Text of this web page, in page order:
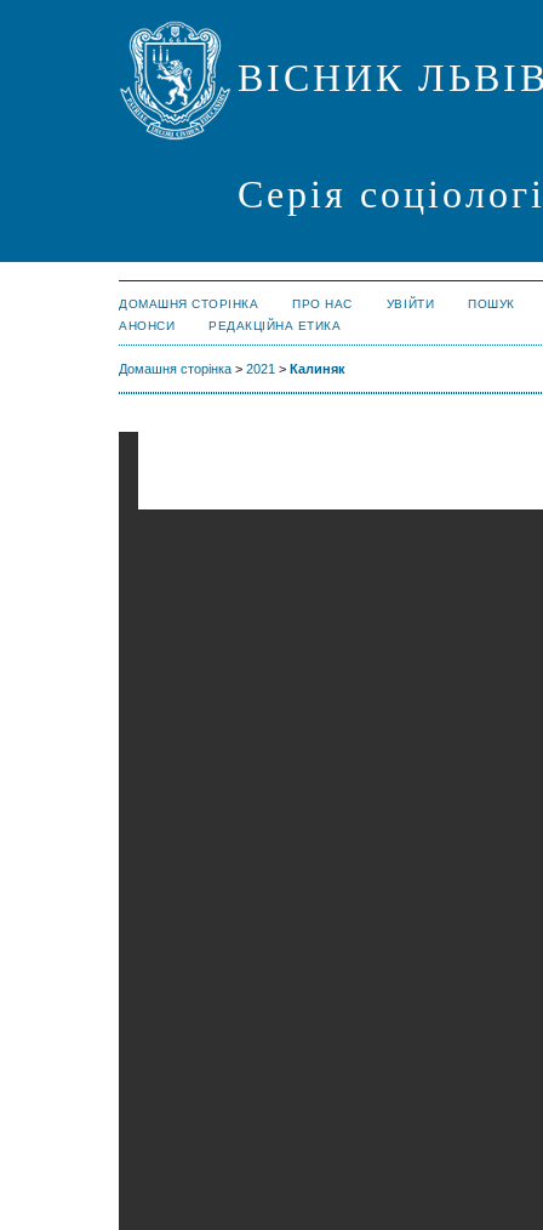
ВІСНИК
Серія
ДОМАШНЯ СТОРІНКА ПРО НАС УВІЙТИ
ПОШУК
АНОНСИ
РЕДАКЦІЙНА ЕТИКА
Домашня сторінка > 2021 > Калиняк